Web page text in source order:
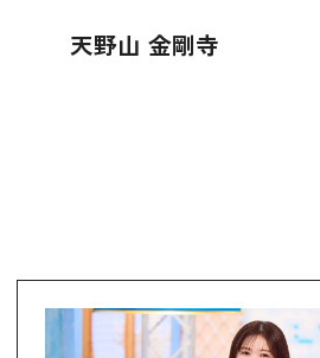
天野山 金剛寺